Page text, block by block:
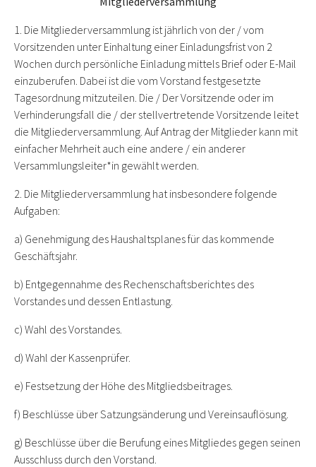
1. Die Mitgliederversammlung ist jährlich von der / vom
Vorsitzenden unter Einhaltung einer Einladungsfrist von 2
Wochen durch persönliche Einladung mittels Brief oder E-Mail
einzuberufen. Dabei ist die vom Vorstand festgesetzte
Tagesordnung mitzuteilen. Die / Der Vorsitzende oder im
Verhinderungsfall die / der stellvertretende Vorsitzende leitet
die Mitgliederversammlung. Auf Antrag der Mitglieder kann mit
einfacher Mehrheit auch eine andere / ein anderer
Versammlungsleiter*in gewählt werden.
2. Die Mitgliederversammlung hat insbesondere folgende
Aufgaben:
a) Genehmigung des Haushaltsplanes für das kommende
Geschäftsjahr.
b) Entgegennahme des Rechenschaftsberichtes des
Vorstandes und dessen Entlastung.
c) Wahl des Vorstandes.
d) Wahl der Kassenprüfer.
e) Festsetzung der Höhe des Mitgliedsbeitrages.
f) Beschlüsse über Satzungsänderung und Vereinsauflösung.
g) Beschlüsse über die Berufung eines Mitgliedes gegen seinen
Ausschluss durch den Vorstand.